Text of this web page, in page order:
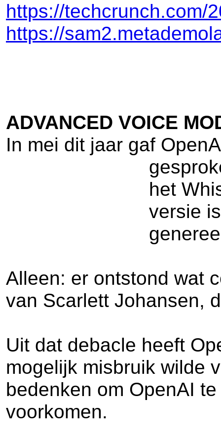
https://techcrunch.com/
https://
ADVANCED VOICE
In mei dit jaar gaf
het
versie
Alleen: er ontstond wat
van Scarlett Johansen,
Uit dat debacle heeft
mogelijk misbruik wilde
bedenken om OpenAI
voorkomen.